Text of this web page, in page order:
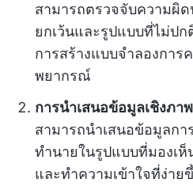
สามารถตรวจจับความผิ
ยกเว้นและรูปแบบที่ไม่ป
การสร้างแบบจำลองกา
พยากรณ์
การนำเสนอข้อมูลเชิงภา
สามารถนำเสนอข้อมูลก
ทำนายในรูปแบบที่มองเห็
และทำความเข้าใจที่ง่าย